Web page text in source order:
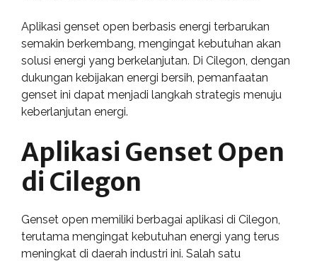
Aplikasi genset open berbasis energi terbarukan
semakin berkembang, mengingat kebutuhan akan
solusi energi yang berkelanjutan. Di Cilegon, dengan
dukungan kebijakan energi bersih, pemanfaatan
genset ini dapat menjadi langkah strategis menuju
keberlanjutan energi.
Aplikasi Genset Open
di Cilegon
Genset open memiliki berbagai aplikasi di Cilegon,
terutama mengingat kebutuhan energi yang terus
meningkat di daerah industri ini. Salah satu